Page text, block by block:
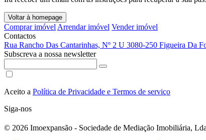
Voltar à homepage
Comprar imóvel Arrendar imóvel Vender imóvel
Contactos
Rua Rancho Das Cantarinhas, Nº 2 U 3080-250 Figueira Da
Subscreva a nossa newsletter
Aceito a Política de Privacidade e Termos de serviço
Siga-nos
© 2026 Imoexpansão - Sociedade de Mediação Imobiliária,